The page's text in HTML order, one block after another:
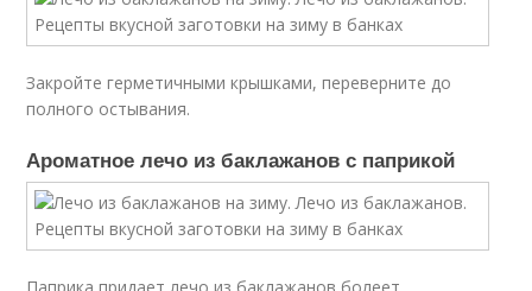
Закройте герметичными крышками, переверните до
полного остывания.
Ароматное лечо из баклажанов с паприкой